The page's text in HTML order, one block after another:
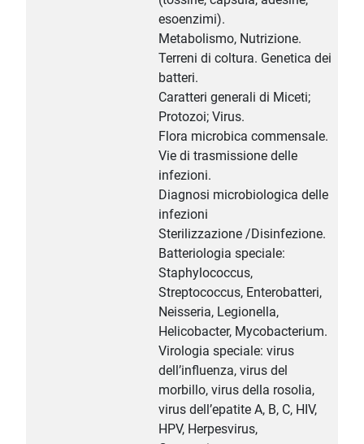
esoenzimi).
Metabolismo, Nutrizione.
Terreni di coltura. Genetica dei
batteri.
Caratteri generali di Miceti;
Protozoi; Virus.
Flora microbica commensale.
Vie di trasmissione delle
infezioni.
Diagnosi microbiologica delle
infezioni
Sterilizzazione /Disinfezione.
Batteriologia speciale:
Staphylococcus,
Streptococcus, Enterobatteri,
Neisseria, Legionella,
Helicobacter, Mycobacterium.
Virologia speciale: virus
dell’influenza, virus del
morbillo, virus della rosolia,
virus dell’epatite A, B, C, HIV,
HPV, Herpesvirus,